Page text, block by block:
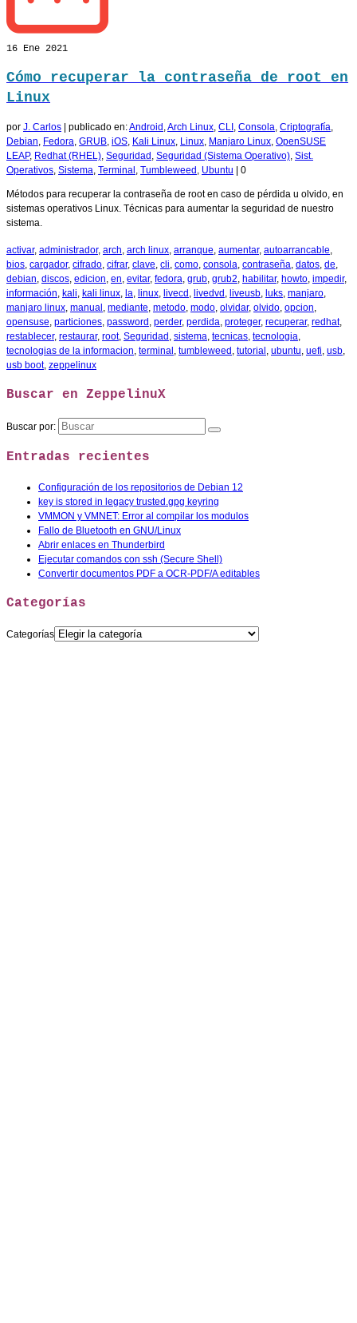
16 Ene 2021
Cómo recuperar la contraseña de root en
Linux
por J. Carlos publicado en:Android ,Arch Linux, CLI , Consola, Criptografía,
Debian, Fedora, GRUB, iOS, Kali Linux, Linux, Manjaro Linux, OpenSUSE
LEAP, Redhat (RHEL), Seguridad , Seguridad (Sistema Operativo), Sist.
Operativos, Sistema, Terminal , Tumbleweed , Ubuntu 0
Métodos para recuperar la contraseña de root en caso de pérdida u olvido, en
sistemas operativos Linux. Técnicas para aumentar la seguridad de nuestro
sistema.
activar, administrador, arch, arch linux, arranque, aumentar, autoarrancable,
bios, cargador, cifrado, cifrar, clave, cli, como, consola, contraseña, datos, de,
debian, discos, edicion, en, evitar, fedora, grub, grub2, habilitar, howto, impedir,
información, kali, kali linux, la, linux, livecd , livedvd , liveusb, luks, manjaro,
manjaro linux, manual , mediante, metodo, modo, olvidar, olvido, opcion,
opensuse, particiones, password , perder, perdida, proteger, recuperar, redhat,
restablecer, restaurar, root, Seguridad , sistema, tecnicas, tecnologia,
tecnologias de la informacion, terminal , tumbleweed , tutorial , ubuntu, uefi, usb,
usb boot, zeppelinux
Buscar en ZeppelinuX
Buscar por:
Entradas recientes
Configuración de los repositorios de Debian 12
key is stored in legacy trusted.gpg keyring
VMMON y VMNET: Error al compilar los modulos
Fallo de Bluetooth en GNU/Linux
Abrir enlaces en Thunderbird
Ejecutar comandos con ssh (Secure Shell)
Convertir documentos PDF a OCR-PDF/A editables
Categorías
Categorías